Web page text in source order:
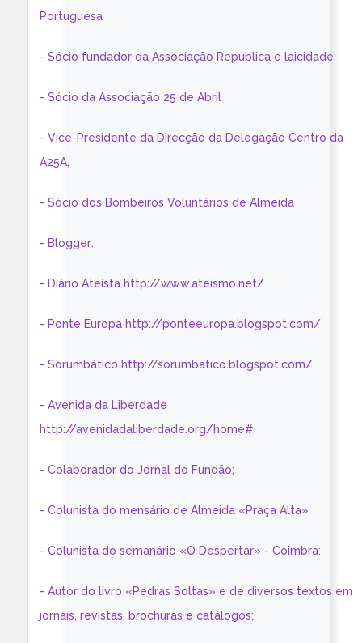
Portuguesa
- Sócio fundador da Associação República e laicidade;
- Sócio da Associação 25 de Abril
- Vice-Presidente da Direcção da Delegação Centro da
A25A;
- Sócio dos Bombeiros Voluntários de Almeida
- Blogger:
- Diário Ateísta http://www.ateismo.net/
- Ponte Europa http://ponteeuropa.blogspot.com/
- Sorumbático http://sorumbatico.blogspot.com/
- Avenida da Liberdade
http://avenidadaliberdade.org/home#
- Colaborador do Jornal do Fundão;
- Colunista do mensário de Almeida «Praça Alta»
- Colunista do semanário «O Despertar» - Coimbra:
- Autor do livro «Pedras Soltas» e de diversos textos em
jornais, revistas, brochuras e catálogos;